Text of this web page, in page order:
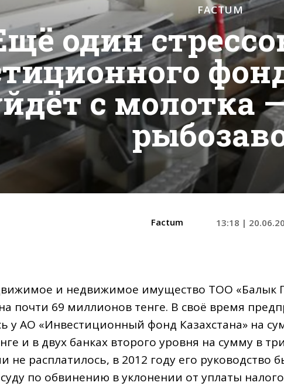
FACTUM
один
с молотка
Factum 13:18 |
и недвижимое имущество ТОО «Балык
почти 69 миллионов тенге. В своё время
у АО «Инвестиционный фонд Казахстана» на
и в двух банках второго уровня на сумму в
не расплатилось, в 2012 году его руководство
по обвинению в уклонении от уплаты